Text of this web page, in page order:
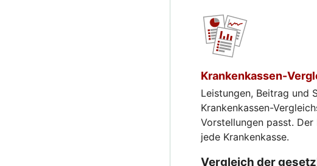
Krankenkassen-
Leistungen, Beitrag und
Krankenkassen-
Vorstellungen passt.
jede Krankenkasse.
Vergleich der